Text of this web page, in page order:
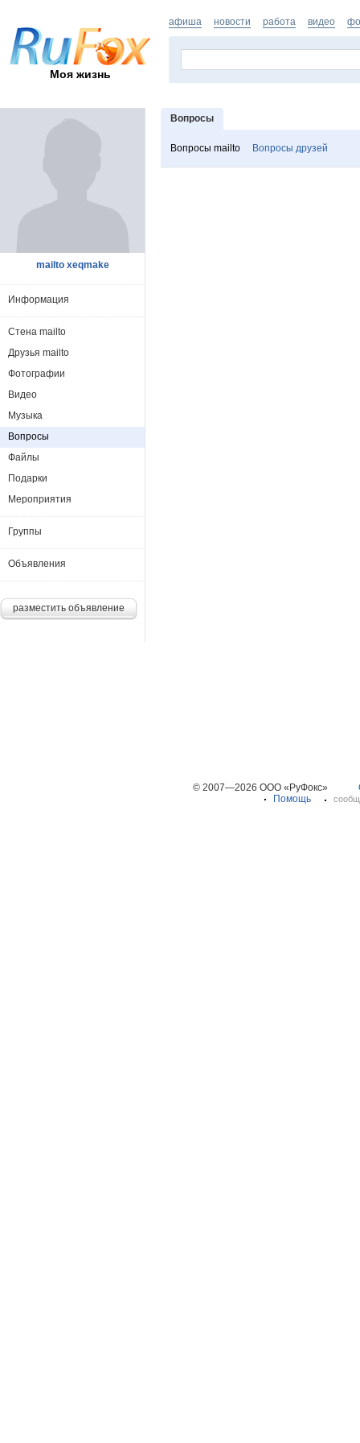
Моя жизнь
афиша новости работа видео
Вопросы
Вопросы mailto Вопросы друзей
mailto xeqmake
Информация
Стена mailto
Друзья mailto
Фотографии
Видео
Музыка
Вопросы
Файлы
Подарки
Мероприятия
Группы
Объявления
разместить объявление
© 2007—2026 ООО «РуФокс»
Помощь